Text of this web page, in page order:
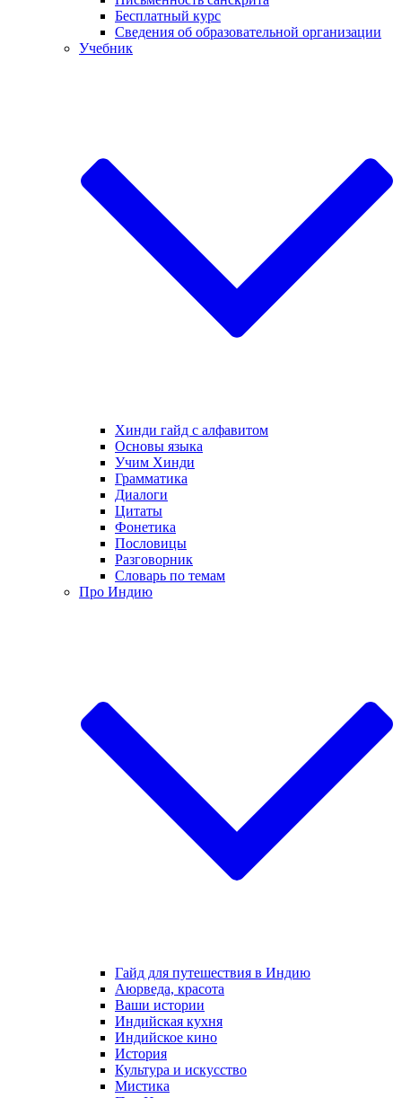
Бесплатный курс
Сведения об образовательной организации
Учебник
Хинди гайд с алфавитом
Основы языка
Учим Хинди
Грамматика
Диалоги
Цитаты
Фонетика
Пословицы
Разговорник
Словарь по темам
Про Индию
Гайд для путешествия в Индию
Аюрведа, красота
Ваши истории
Индийская кухня
Индийское кино
История
Культура и искусство
Мистика